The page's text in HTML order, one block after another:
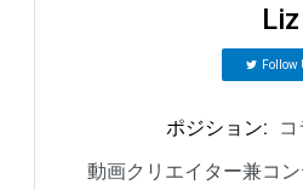
Liz
Follow
ポジション:
動画クリエイター兼コン